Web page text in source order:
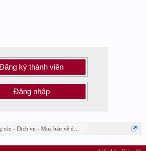
ký thành viên
Đăng nhập
cáo - Dịch vụ - Mua bán về design